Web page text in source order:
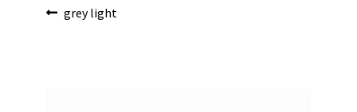
Inläggsnavigering
Föregående
grey light